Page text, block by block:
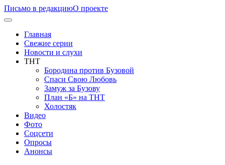
Письмо в редакциюО проекте
Главная
Свежие серии
Новости и слухи
ТНТ
Бородина против Бузовой
Спаси Свою Любовь
Замуж за Бузову
План «Б» на ТНТ
Холостяк
Видео
Фото
Соцсети
Опросы
Анонсы